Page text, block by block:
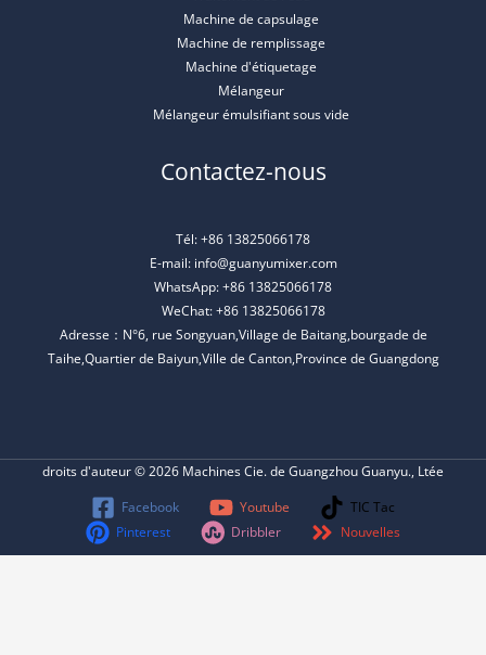
Machine de capsulage
Machine de remplissage
Machine d'étiquetage
Mélangeur
Mélangeur émulsifiant sous vide
Contactez-nous
Tél: +86 13825066178
E-mail: info@guanyumixer.com
WhatsApp: +86 13825066178
WeChat: +86 13825066178
Adresse：N°6, rue Songyuan,Village de Baitang,bourgade de
Taihe,Quartier de Baiyun,Ville de Canton,Province de Guangdong
droits d'auteur © 2026 Machines Cie. de Guangzhou Guanyu., Ltée
Facebook
Youtube
TIC Tac
Pinterest
Dribbler Nouvelles